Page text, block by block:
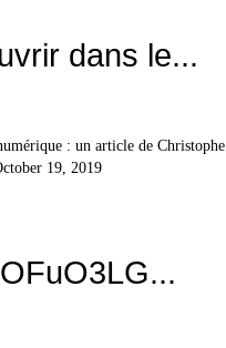
dans le...
: un article de Christophe
19, 2019